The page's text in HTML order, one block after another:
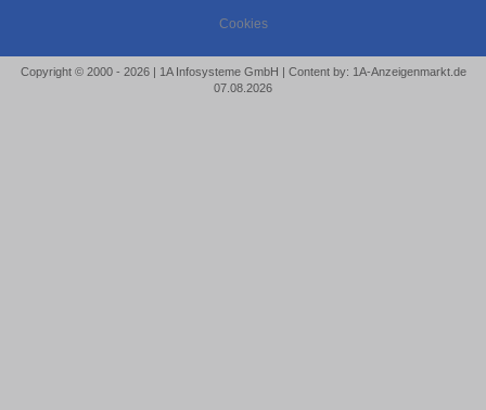
Cookies
Copyright © 2000 - 2026 | 1A Infosysteme GmbH | Content by: 1A-Anzeigenmarkt.de
07.08.2026